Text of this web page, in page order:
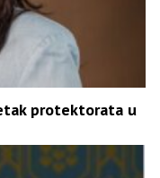
protektorata u